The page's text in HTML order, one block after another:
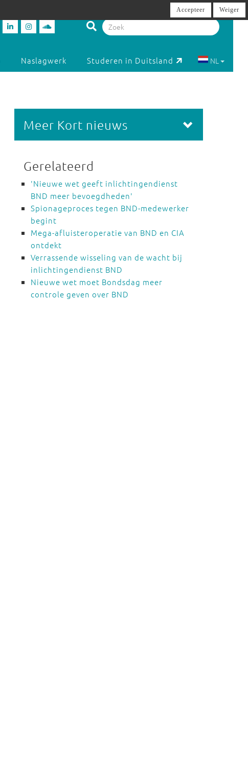
Naslagwerk Studeren in Duitsland NL
Meer Kort nieuws
Gerelateerd
'Nieuwe wet geeft inlichtingendienst
BND meer bevoegdheden'
Spionageproces tegen BND-medewerker
begint
Mega-afluisteroperatie van BND en CIA
ontdekt
Verrassende wisseling van de wacht bij
inlichtingendienst BND
Nieuwe wet moet Bondsdag meer
controle geven over BND
Accepteer Weiger